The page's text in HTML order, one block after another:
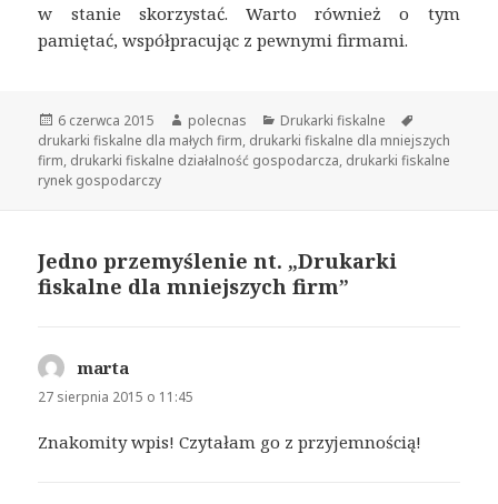
w stanie skorzystać. Warto również o tym
pamiętać, współpracując z pewnymi firmami.
Opublikowano
6 czerwca 2015 Autor
polecnas Kategorie
Drukarki fiskalne
drukarki fiskalne dla małych firm, drukarki fiskalne dla mniejszych
firm, drukarki fiskalne działalność gospodarcza, drukarki fiskalne
rynek gospodarczy
Jedno przemyślenie nt. „Drukarki
fiskalne dla mniejszych firm”
marta
27 sierpnia 2015 o 11:45
Znakomity wpis! Czytałam go z przyjemnością!